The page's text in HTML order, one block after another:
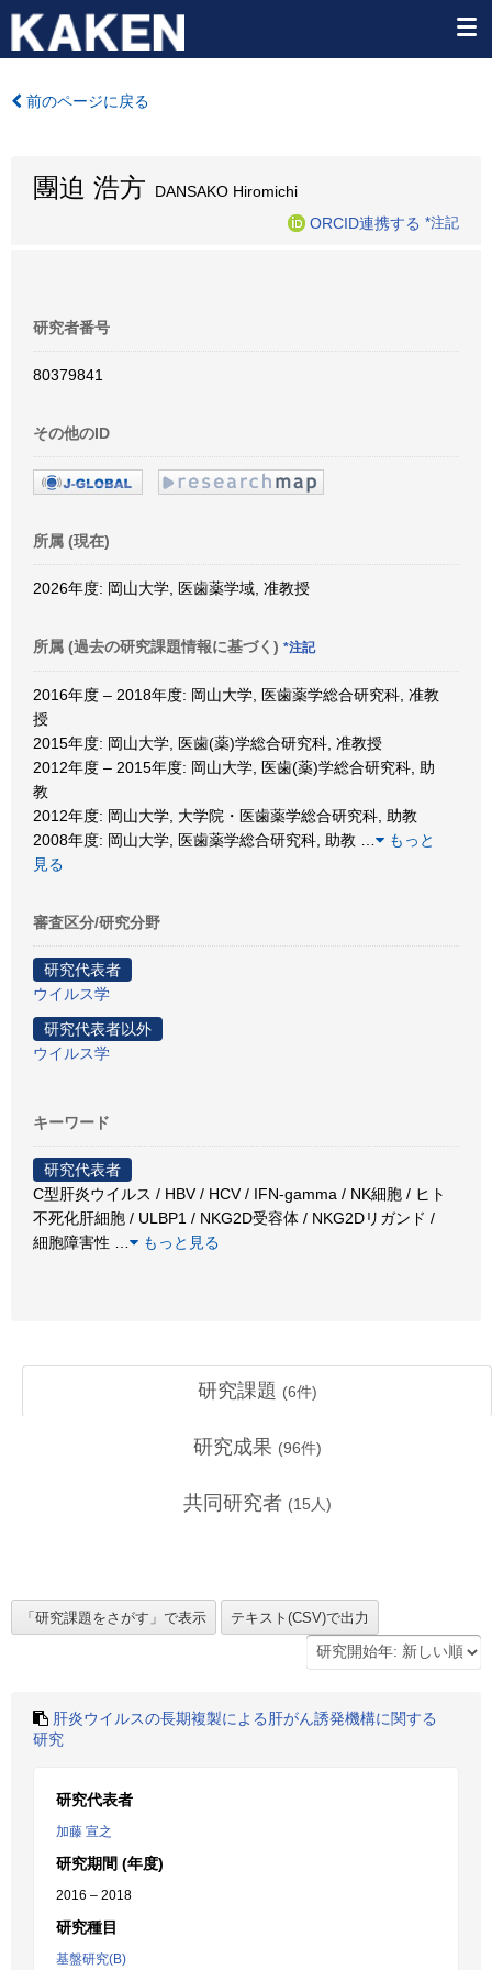
前のページに戻る
團迫 浩方 DANSAKO Hiromichi
ORCID連携する *注記
研究者番号
80379841
その他のID
所属 (現在)
2026年度: 岡山大学, 医歯薬学域, 准教授
所属 (過去の研究課題情報に基づく) *注記
2016年度 – 2018年度: 岡山大学, 医歯薬学総合研究科, 准教
授
2015年度: 岡山大学, 医歯(薬)学総合研究科, 准教授
2012年度 – 2015年度: 岡山大学, 医歯(薬)学総合研究科, 助
教
2012年度: 岡山大学, 大学院・医歯薬学総合研究科, 助教
2008年度: 岡山大学, 医歯薬学総合研究科, 助教
もっと
見る
審査区分/研究分野
研究代表者
ウイルス学
研究代表者以外
ウイルス学
キーワード
研究代表者
C型肝炎ウイルス / HBV / HCV / IFN-gamma / NK細胞 / ヒト
不死化肝細胞 / ULBP1 / NKG2D受容体 / NKG2Dリガンド /
細胞障害性
もっと見る
研究課題 (6件)
研究成果 (96件)
共同研究者 (15 人)
肝炎ウイルスの長期複製による肝がん誘発機構に関する
研究
研究代表者
加藤 宣之
研究期間 (年度)
2016 – 2018
研究種目
基盤研究(B)